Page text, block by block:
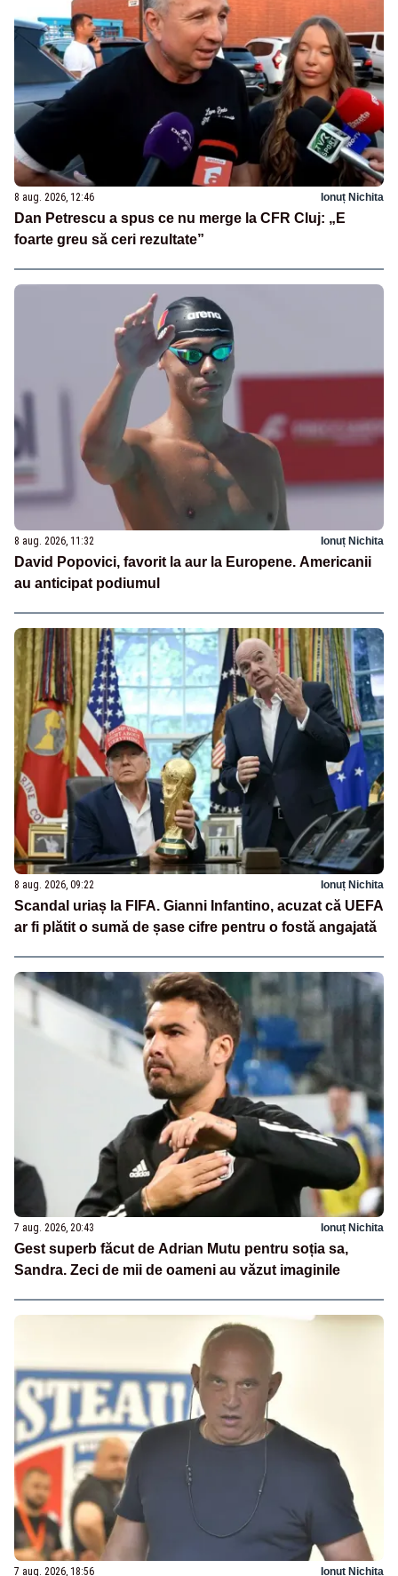
8 aug. 2026, 12:46 Ionuț Nichita
Dan Petrescu a spus ce nu merge la CFR Cluj: „E
foarte greu să ceri rezultate”
8 aug. 2026, 11:32 Ionuț Nichita
David Popovici, favorit la aur la Europene. Americanii
au anticipat podiumul
8 aug. 2026, 09:22 Ionuț Nichita
Scandal uriaș la FIFA. Gianni Infantino, acuzat că UEFA
ar fi plătit o sumă de șase cifre pentru o fostă angajată
7 aug. 2026, 20:43 Ionuț Nichita
Gest superb făcut de Adrian Mutu pentru soția sa,
Sandra. Zeci de mii de oameni au văzut imaginile
7 aug. 2026, 18:56 Ionuț Nichita